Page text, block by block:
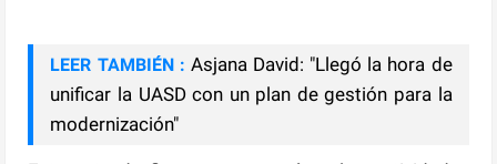
LEER TAMBIÉN : Asjana David: "Llegó la hora de
unificar la UASD con un plan de gestión para la
modernización"